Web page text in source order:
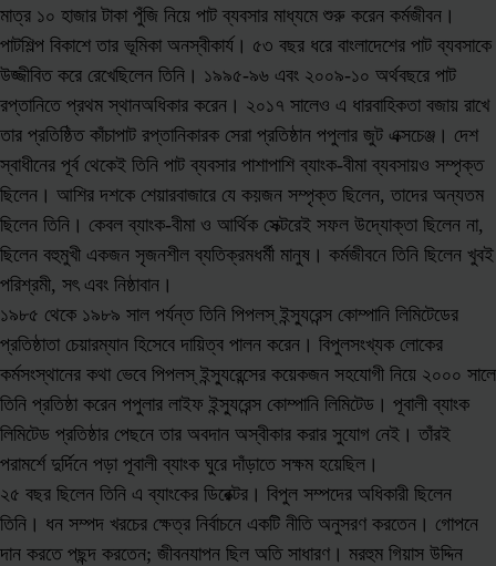
মাত্র ১০ হাজার টাকা পুঁজি নিয়ে পাট ব্যবসার মাধ্যমে শুরু করেন কর্মজীবন।
পাটশিল্প বিকাশে তার ভূমিকা অনস্বীকার্য। ৫৩ বছর ধরে বাংলাদেশের পাট ব্যবসাকে
উজ্জীবিত করে রেখেছিলেন তিনি। ১৯৯৫-৯৬ এবং ২০০৯-১০ অর্থবছরে পাট
রপ্তানিতে প্রথম স্থানঅধিকার করেন। ২০১৭ সালেও এ ধারবাহিকতা বজায় রাখে
তার প্রতিষ্ঠিত কাঁচাপাট রপ্তানিকারক সেরা প্রতিষ্ঠান পপুলার জুট এক্সচেঞ্জ। দেশ
স্বাধীনের পূর্ব থেকেই তিনি পাট ব্যবসার পাশাপাশি ব্যাংক-বীমা ব্যবসায়ও সম্পৃক্ত
ছিলেন। আশির দশকে শেয়ারবাজারে যে কয়জন সম্পৃক্ত ছিলেন, তাদের অন্যতম
ছিলেন তিনি। কেবল ব্যাংক-বীমা ও আর্থিক সেক্টরেই সফল উদ্যোক্তা ছিলেন না,
ছিলেন বহুমুখী একজন সৃজনশীল ব্যতিক্রমধর্মী মানুষ। কর্মজীবনে তিনি ছিলেন খুবই
পরিশ্রমী, সৎ এবং নিষ্ঠাবান।
১৯৮৫ থেকে ১৯৮৯ সাল পর্যন্ত তিনি পিপলস্ ইন্স্যুরেন্স কোম্পানি লিমিটেডের
প্রতিষ্ঠাতা চেয়ারম্যান হিসেবে দায়িত্ব পালন করেন। বিপুলসংখ্যক লোকের
কর্মসংস্থানের কথা ভেবে পিপলস্ ইন্স্যুরেন্সের কয়েকজন সহযোগী নিয়ে ২০০০ সালে
তিনি প্রতিষ্ঠা করেন পপুলার লাইফ ইন্স্যুরেন্স কোম্পানি লিমিটেড। পূবালী ব্যাংক
লিমিটেড প্রতিষ্ঠার পেছনে তার অবদান অস্বীকার করার সুযোগ নেই। তাঁরই
পরামর্শে দুর্দিনে পড়া পূবালী ব্যাংক ঘুরে দাঁড়াতে সক্ষম হয়েছিল।
২৫ বছর ছিলেন তিনি এ ব্যাংকের ডিরেক্টর। বিপুল সম্পদের অধিকারী ছিলেন
তিনি। ধন সম্পদ খরচের ক্ষেত্র নির্বাচনে একটি নীতি অনুসরণ করতেন। গোপনে
দান করতে পছন্দ করতেন; জীবনযাপন ছিল অতি সাধারণ। মরহুম গিয়াস উদ্দিন